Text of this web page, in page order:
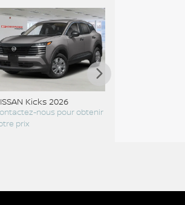
Kicks 2026
nous pour obtenir
prix